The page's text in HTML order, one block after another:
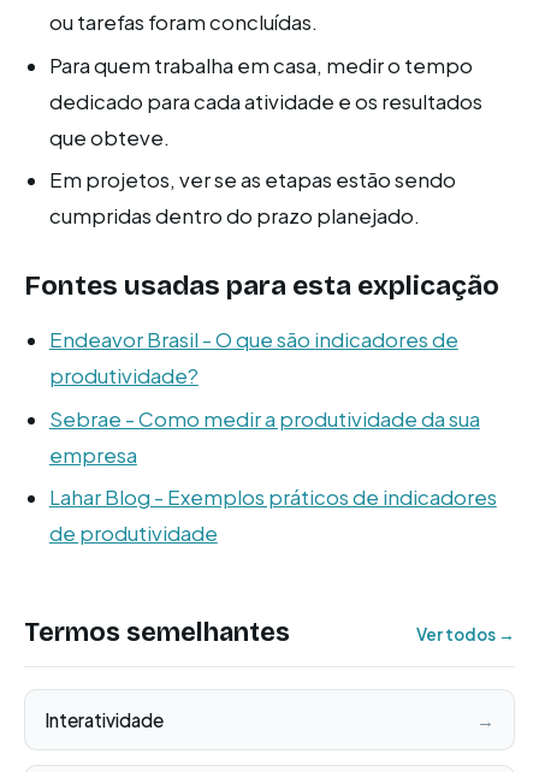
ou tarefas foram concluídas.
Para quem trabalha em casa, medir o tempo
dedicado para cada atividade e os resultados
que obteve.
Em projetos, ver se as etapas estão sendo
cumpridas dentro do prazo planejado.
Fontes usadas para esta explicação
Endeavor Brasil - O que são indicadores de
produtividade?
Sebrae - Como medir a produtividade da sua
empresa
Lahar Blog - Exemplos práticos de indicadores
de produtividade
Termos semelhantes Ver todos →
Interatividade →